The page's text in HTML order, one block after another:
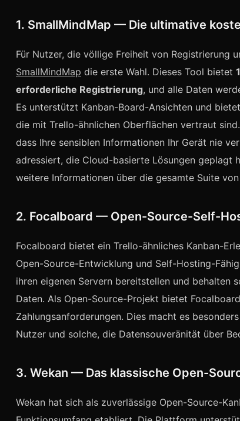
1. SmallMindMap — Die ultimative
Für Nutzer, die völlige Freiheit von Registrierung
SmallMindMap die erste Wahl. Dieses Tool bietet
erforderliche Registrierung, und alle Daten
Es unterstützt Kanban-Board-Ansichten und
die mit Trello-ähnlichen Oberflächen vertraut
dass Ihre sensiblen Informationen Ihr Gerät nie
adressiert, die Cloud-basierte Lösungen geplagt
weitere Informationen über die gesamte Suite
2. Focalboard — Open-Source-Self-
Focalboard bietet ein Trello-ähnliches Kanban-
Open-Source-Entwicklung und Self-Hosting-
ihren eigenen Servern bereitstellen und behalten
Daten. Als Open-Source-Projekt bietet
Zahlungsanforderungen. Dies macht es
Nutzer und solche, die Datensouveränität über
3. Wekan — Das klassische Open-
Wekan hat sich als zuverlässige Open-Source-